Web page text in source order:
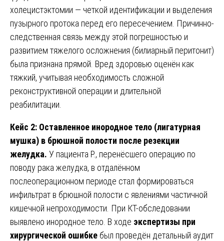
холецистэктомии — четкой идентификации и выделения
пузырного протока перед его пересечением. Причинно-
следственная связь между этой погрешностью и
развитием тяжелого осложнения (билиарный перитонит)
была признана прямой. Вред здоровью оценён как
тяжкий, учитывая необходимость сложной
реконструктивной операции и длительной
реабилитации.
Кейс 2: Оставленное инородное тело (лигатурная
мушка) в брюшной полости после резекции
желудка. У пациента Р., перенёсшего операцию по
поводу рака желудка, в отдалённом
послеоперационном периоде стал формироваться
инфильтрат в брюшной полости с явлениями частичной
кишечной непроходимости. При КТ-обследовании
выявлено инородное тело. В ходе экспертизы при
хирургической ошибке был проведён детальный аудит